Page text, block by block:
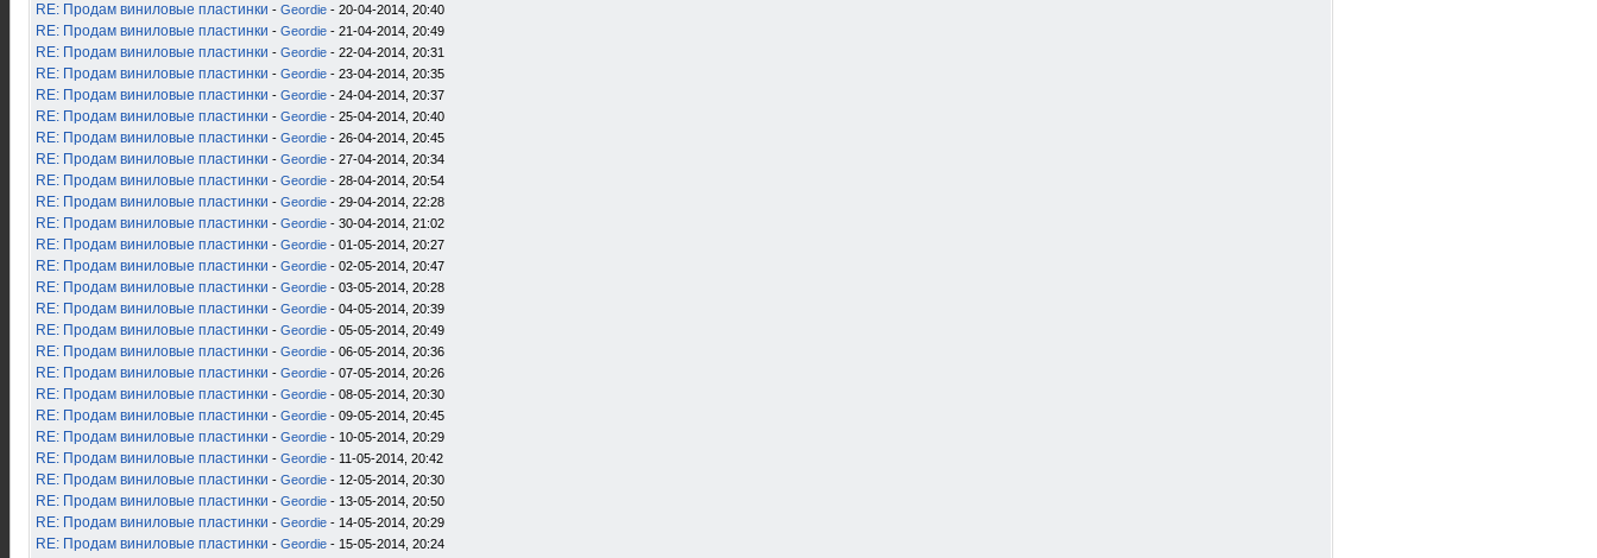
RE: Продам виниловые пластинки - Geordie - 20-04-2014, 20:40
RE: Продам виниловые пластинки - Geordie - 21-04-2014, 20:49
RE: Продам виниловые пластинки - Geordie - 22-04-2014, 20:31
RE: Продам виниловые пластинки - Geordie - 23-04-2014, 20:35
RE: Продам виниловые пластинки - Geordie - 24-04-2014, 20:37
RE: Продам виниловые пластинки - Geordie - 25-04-2014, 20:40
RE: Продам виниловые пластинки - Geordie - 26-04-2014, 20:45
RE: Продам виниловые пластинки - Geordie - 27-04-2014, 20:34
RE: Продам виниловые пластинки - Geordie - 28-04-2014, 20:54
RE: Продам виниловые пластинки - Geordie - 29-04-2014, 22:28
RE: Продам виниловые пластинки - Geordie - 30-04-2014, 21:02
RE: Продам виниловые пластинки - Geordie - 01-05-2014, 20:27
RE: Продам виниловые пластинки - Geordie - 02-05-2014, 20:47
RE: Продам виниловые пластинки - Geordie - 03-05-2014, 20:28
RE: Продам виниловые пластинки - Geordie - 04-05-2014, 20:39
RE: Продам виниловые пластинки - Geordie - 05-05-2014, 20:49
RE: Продам виниловые пластинки - Geordie - 06-05-2014, 20:36
RE: Продам виниловые пластинки - Geordie - 07-05-2014, 20:26
RE: Продам виниловые пластинки - Geordie - 08-05-2014, 20:30
RE: Продам виниловые пластинки - Geordie - 09-05-2014, 20:45
RE: Продам виниловые пластинки - Geordie - 10-05-2014, 20:29
RE: Продам виниловые пластинки - Geordie - 11-05-2014, 20:42
RE: Продам виниловые пластинки - Geordie - 12-05-2014, 20:30
RE: Продам виниловые пластинки - Geordie - 13-05-2014, 20:50
RE: Продам виниловые пластинки - Geordie - 14-05-2014, 20:29
RE: Продам виниловые пластинки - Geordie - 15-05-2014, 20:24